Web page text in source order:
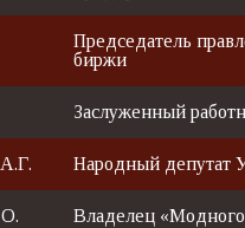
Председатель
биржи
Заслуженный
Народный депутат
Владелец